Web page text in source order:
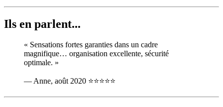
Ils en parlent...
« Sensations fortes garanties dans un cadre
magnifique… organisation excellente, sécurité
optimale. »
— Anne, août 2020 ⭐⭐⭐⭐⭐